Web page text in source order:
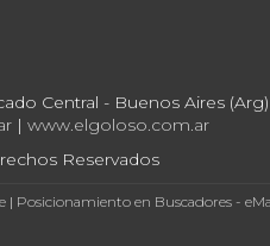
Central - Buenos Aires (Arg)
| www.elgoloso.com.ar
Reservados
| Posicionamiento en Buscadores -